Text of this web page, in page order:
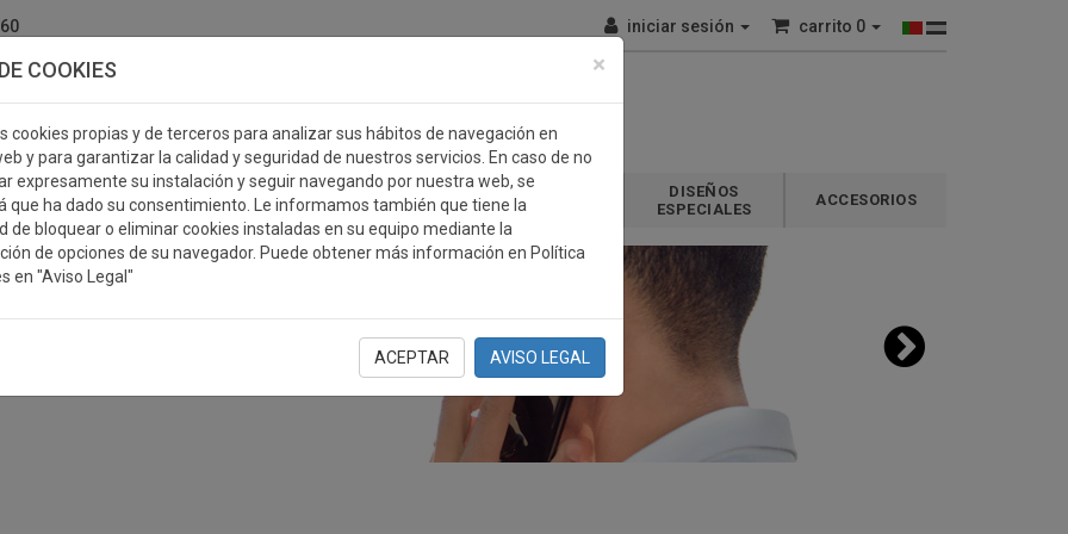
×
COOKIES
cookies propias y de terceros para analizar sus hábitos de navegación en
y para garantizar la calidad y seguridad de nuestros servicios. En caso de no
expresamente su instalación y seguir navegando por nuestra web, se
que ha dado su consentimiento. Le informamos también que tiene la
de bloquear o eliminar cookies instaladas en su equipo mediante la
de opciones de su navegador. Puede obtener más información en Política
en "Aviso Legal"
ACEPTAR AVISO LEGAL
iniciar sesión carrito 0
MEDALLAS PLACAS REGALOS
DISEÑOS
ESPECIALES
ACCESORIOS